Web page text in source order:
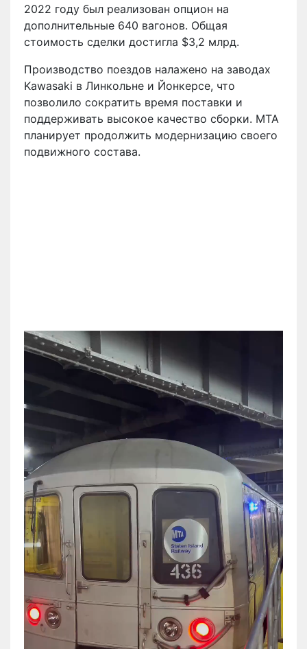
2022 году был реализован опцион на
дополнительные 640 вагонов. Общая
стоимость сделки достигла $3,2 млрд.
Производство поездов налажено на заводах
Kawasaki в Линкольне и Йонкерсе, что
позволило сократить время поставки и
поддерживать высокое качество сборки. MTA
планирует продолжить модернизацию своего
подвижного состава.